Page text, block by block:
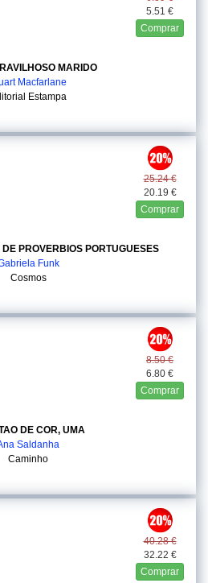
5.51 €
Comprar
MARIDO
Macfarlane
Estampa
25.24 €
20.19 €
Comprar
PROVERBIOS PORTUGUESES
Funk
Cosmos
8.50 €
6.80 €
Comprar
DE COR, UMA
Saldanha
Caminho
40.28 €
32.22 €
Comprar